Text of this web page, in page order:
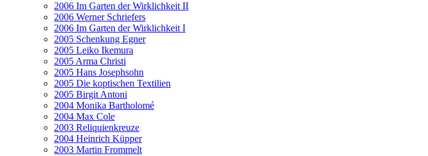
2006 Im Garten der Wirklichkeit II
2006 Werner Schriefers
2006 Im Garten der Wirklichkeit I
2005 Schenkung Egner
2005 Leiko Ikemura
2005 Arma Christi
2005 Hans Josephsohn
2005 Die koptischen Textilien
2005 Birgit Antoni
2004 Monika Bartholomé
2004 Max Cole
2003 Reliquienkreuze
2004 Heinrich Küpper
2003 Martin Frommelt